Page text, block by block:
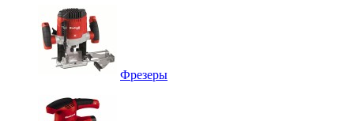
Фрезеры